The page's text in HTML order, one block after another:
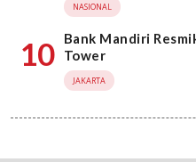
NASIONAL
10
Bank Mandiri
Tower
JAKARTA